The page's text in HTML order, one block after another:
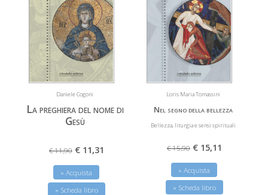
Daniele Cogoni
La preghiera del nome di
Gesù
€ 11,90 € 11,31
» Acquista
» Scheda libro
Loris Maria Tomassini
Nel segno della bellezza
Bellezza, liturgia e sensi spirituali
€ 15,90 € 15,11
» Acquista
» Scheda libro